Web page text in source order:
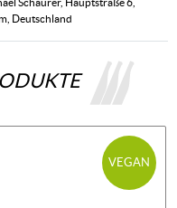
Deutschland
VEGAN